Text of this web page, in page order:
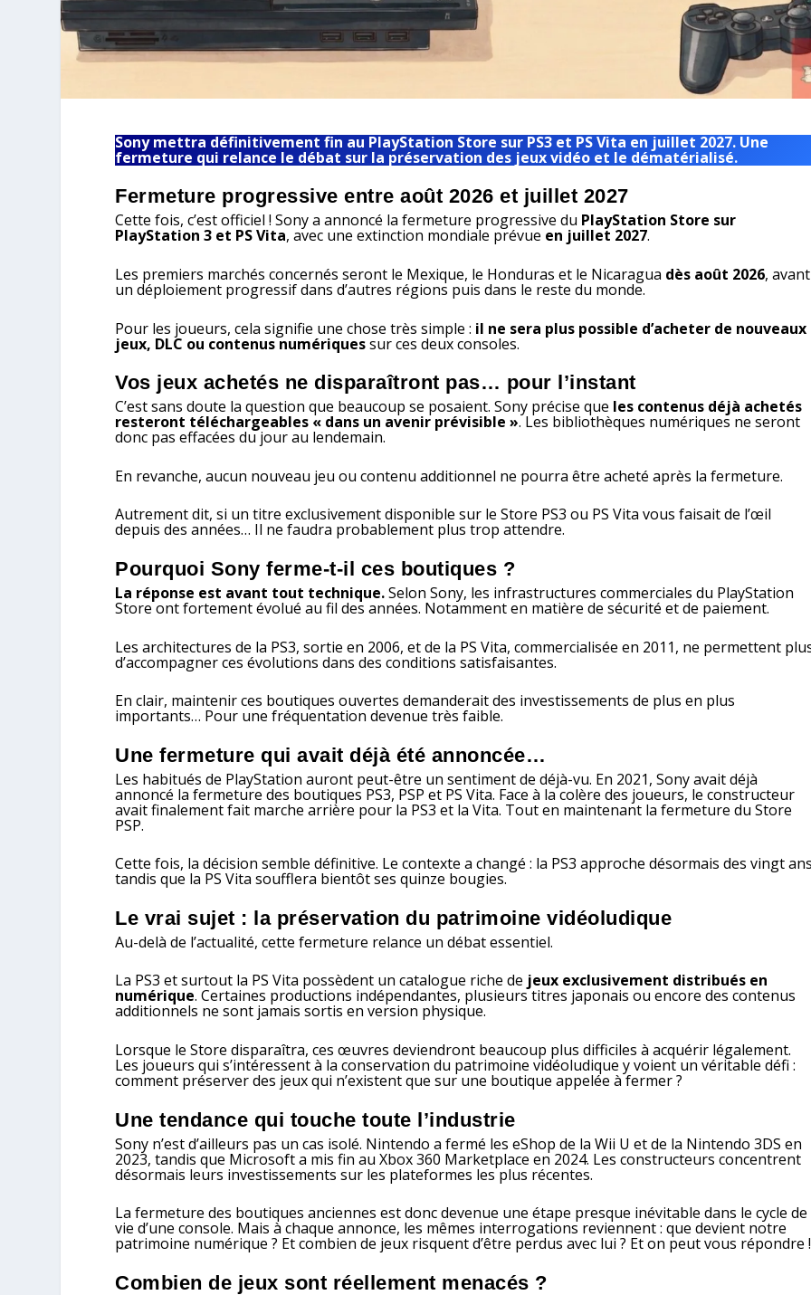
Sony mettra définitivement fin au PlayStation Store sur PS3 et PS Vita en juillet 2027. Une
fermeture qui relance le débat sur la préservation des jeux vidéo et le dématérialisé.
Fermeture progressive entre août 2026 et juillet 2027
Cette fois, c’est officiel ! Sony a annoncé la fermeture progressive du PlayStation Store sur
PlayStation 3 et PS Vita, avec une extinction mondiale prévue en juillet 2027.
Les premiers marchés concernés seront le Mexique, le Honduras et le Nicaragua dès août 2026, avant
un déploiement progressif dans d’autres régions puis dans le reste du monde.
Pour les joueurs, cela signifie une chose très simple : il ne sera plus possible d’acheter de nouveaux
jeux, DLC ou contenus numériquessur ces deux consoles.
Vos jeux achetés ne disparaîtront pas… pour l’instant
C’est sans doute la question que beaucoup se posaient. Sony précise que les contenus déjà achetés
resteront téléchargeables « dans un avenir prévisible ». Les bibliothèques numériques ne seront
donc pas effacées du jour au lendemain.
En revanche, aucun nouveau jeu ou contenu additionnel ne pourra être acheté après la fermeture.
Autrement dit, si un titre exclusivement disponible sur le Store PS3 ou PS Vita vous faisait de l’œil
depuis des années… Il ne faudra probablement plus trop attendre.
Pourquoi Sony ferme-t-il ces boutiques ?
La réponse est avant tout technique.Selon Sony, les infrastructures commerciales du PlayStation
Store ont fortement évolué au fil des années. Notamment en matière de sécurité et de paiement.
Les architectures de la PS3, sortie en 2006, et de la PS Vita, commercialisée en 2011, ne permettent
d’accompagner ces évolutions dans des conditions satisfaisantes.
En clair, maintenir ces boutiques ouvertes demanderait des investissements de plus en plus
importants… Pour une fréquentation devenue très faible.
Une fermeture qui avait déjà été annoncée…
Les habitués de PlayStation auront peut-être un sentiment de déjà-vu. En 2021, Sony avait déjà
annoncé la fermeture des boutiques PS3, PSP et PS Vita. Face à la colère des joueurs, le constructeur
avait finalement fait marche arrière pour la PS3 et la Vita. Tout en maintenant la fermeture du Store
PSP.
Cette fois, la décision semble définitive. Le contexte a changé : la PS3 approche désormais des vingt
tandis que la PS Vita soufflera bientôt ses quinze bougies.
Le vrai sujet : la préservation du patrimoine vidéoludique
Au-delà de l’actualité, cette fermeture relance un débat essentiel.
La PS3 et surtout la PS Vita possèdent un catalogue riche de jeux exclusivement distribués en
numérique. Certaines productions indépendantes, plusieurs titres japonais ou encore des contenus
additionnels ne sont jamais sortis en version physique.
Lorsque le Store disparaîtra, ces œuvres deviendront beaucoup plus difficiles à acquérir légalement.
Les joueurs qui s’intéressent à la conservation du patrimoine vidéoludique y voient un véritable défi :
comment préserver des jeux qui n’existent que sur une boutique appelée à fermer ?
Une tendance qui touche toute l’industrie
Sony n’est d’ailleurs pas un cas isolé. Nintendo a fermé les eShop de la Wii U et de la Nintendo 3DS en
2023, tandis que Microsoft a mis fin au Xbox 360 Marketplace en 2024. Les constructeurs concentrent
désormais leurs investissements sur les plateformes les plus récentes.
La fermeture des boutiques anciennes est donc devenue une étape presque inévitable dans le cycle de
vie d’une console. Mais à chaque annonce, les mêmes interrogations reviennent : que devient notre
patrimoine numérique ? Et combien de jeux risquent d’être perdus avec lui ? Et on peut vous répondre !
Combien de jeux sont réellement menacés ?